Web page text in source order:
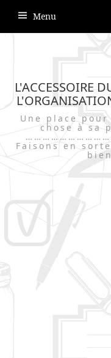
Menu
L'ACCESSOIRE
Une place
chose à sa
Faisons en